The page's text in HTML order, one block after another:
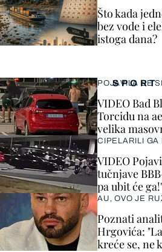
SPORT
POJAVILA SE
VIDEO Bad
Torcidu na
velika
CIPELARILI GA
VIDEO
tučnjave
pa ubit će
AU, OVO JE
Poznati
Hrgovića:
kreće se, ne
Što kada
bez vode i
istoga dana?